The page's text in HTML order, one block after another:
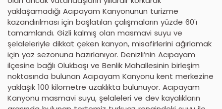
yaklaşamadığı Acıpayam Kanyonunun turizme
kazandırılması için başlatılan çalışmaların yüzde 60'ı
tamamlandı. Gizli kalmış olan masmavi suyu ve
şelaleleriyle dikkat çeken kanyon, misafirlerini ağırlamak
için yaz sezonuna hazırlanıyor. Denizli’nin Acıpayam
ilçesine bağlı Olukbaşı ve Benlik Mahallesinin birleşim
noktasında bulunan Acıpayam Kanyonu kent merkezine
yaklaşık 100 kilometre uzaklıkta bulunuyor. Acıpayam
Kanyonu masmavi suyu, şelaleleri ve dev kayalıkların